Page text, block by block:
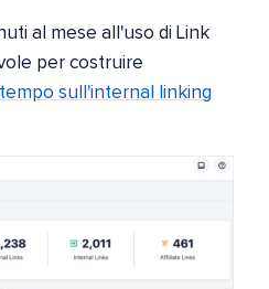
al mese all'uso di Link
per costruire
sull'internal linking